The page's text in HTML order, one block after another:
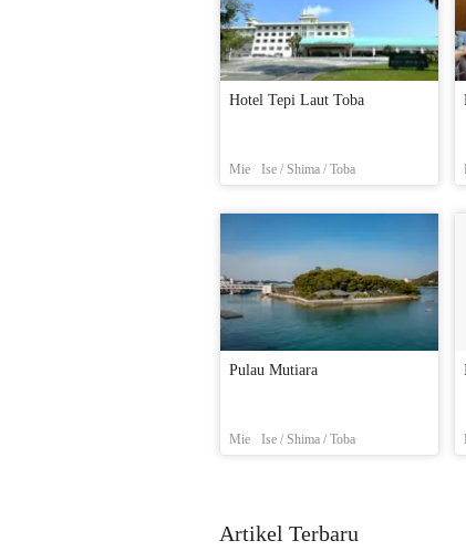
Hotel Tepi Laut Toba
Mie Ise / Shima / Toba
Pulau Mutiara
Mie Ise / Shima / Toba
Artikel Terbaru